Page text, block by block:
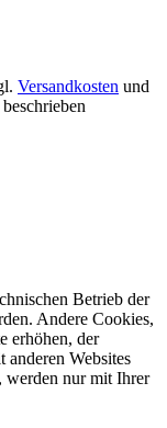
Versandkosten und
Betrieb der
Andere Cookies,
erhöhen, der
Websites
werden nur mit Ihrer